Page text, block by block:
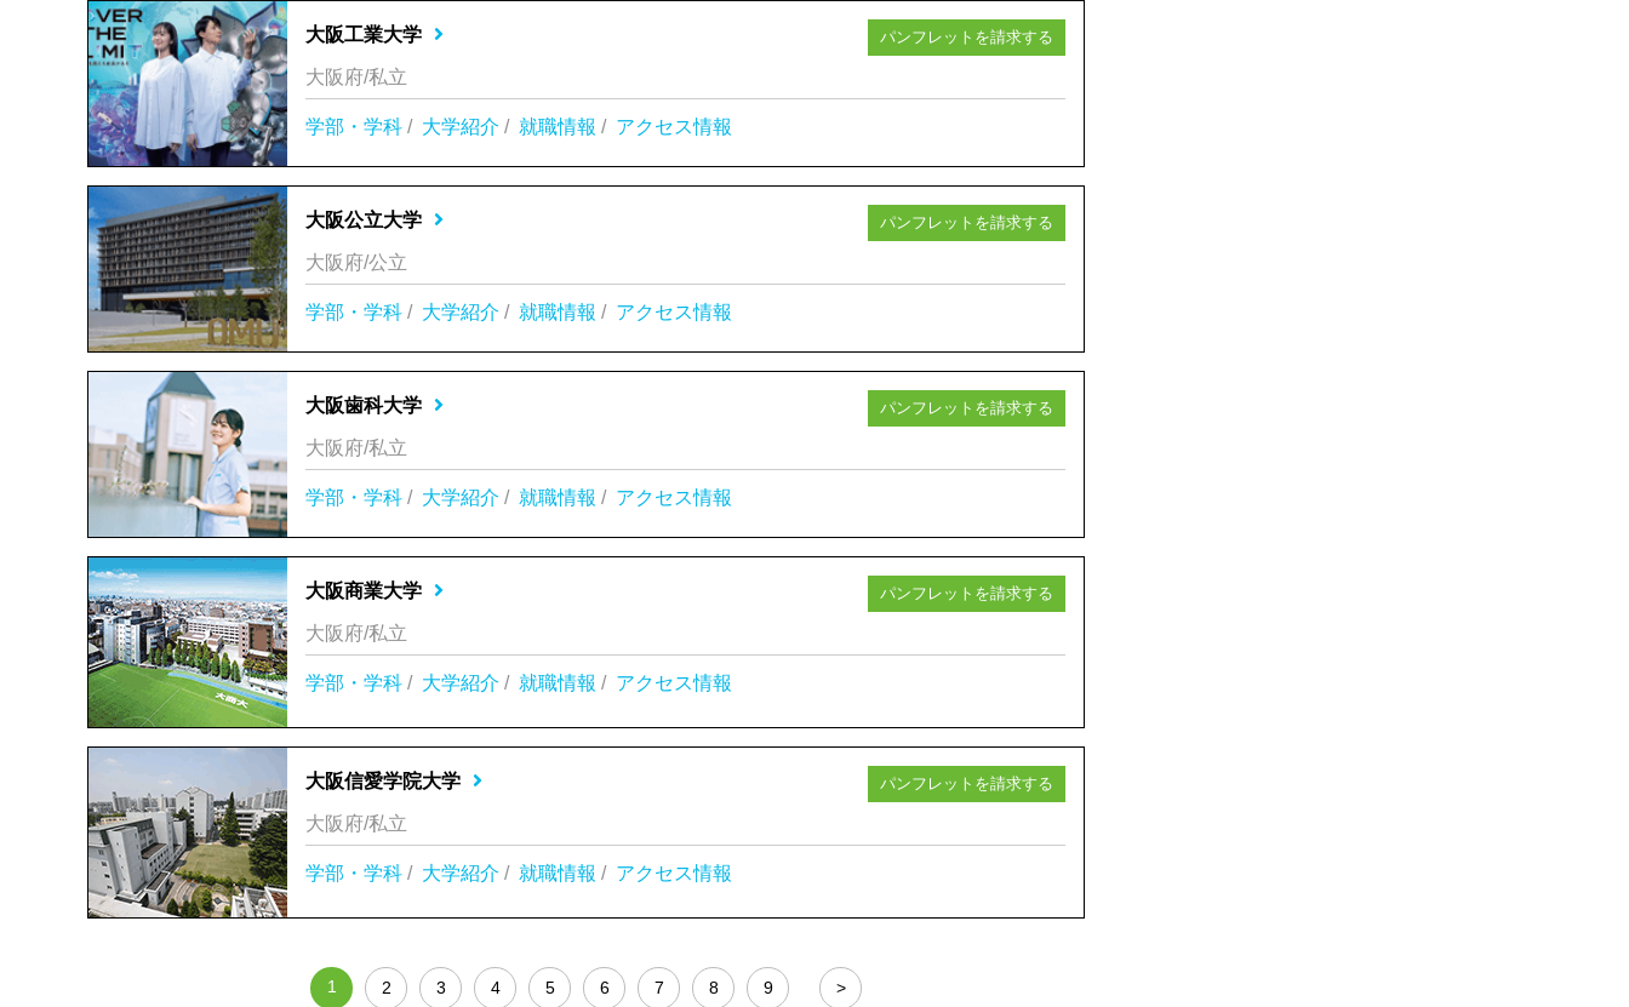
大阪工業大学
大阪府/私立
学部・学科 / 大学紹介 / 就職情報 / アクセス情報
パンフレットを請求する
大阪公立大学
大阪府/公立
学部・学科 / 大学紹介 / 就職情報 / アクセス情報
パンフレットを請求する
大阪歯科大学
大阪府/私立
学部・学科 / 大学紹介 / 就職情報 / アクセス情報
パンフレットを請求する
大阪商業大学
大阪府/私立
学部・学科 / 大学紹介 / 就職情報 / アクセス情報
パンフレットを請求する
大阪信愛学院大学
大阪府/私立
学部・学科 / 大学紹介 / 就職情報 / アクセス情報
パンフレットを請求する
1 2 3 4 5 6 7 8 9 >